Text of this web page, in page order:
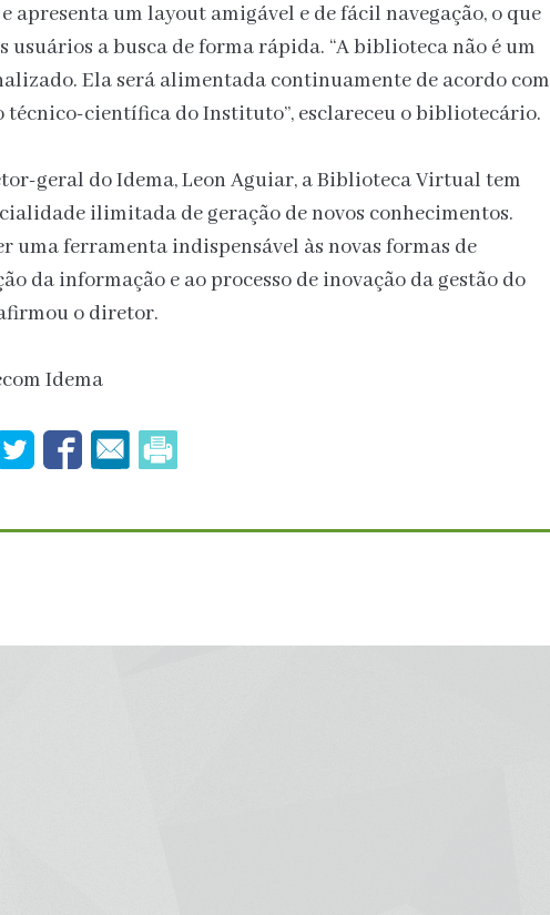
apresenta um layout amigável e de fácil navegação, o que
usuários a busca de forma rápida. “A biblioteca não é um
Ela será alimentada continuamente de acordo com
técnico-científica do Instituto”, esclareceu o bibliotecário.
geral do Idema, Leon Aguiar, a Biblioteca Virtual tem
ilimitada de geração de novos conhecimentos.
uma ferramenta indispensável às novas formas de
da informação e ao processo de inovação da gestão do
o diretor.
Idema